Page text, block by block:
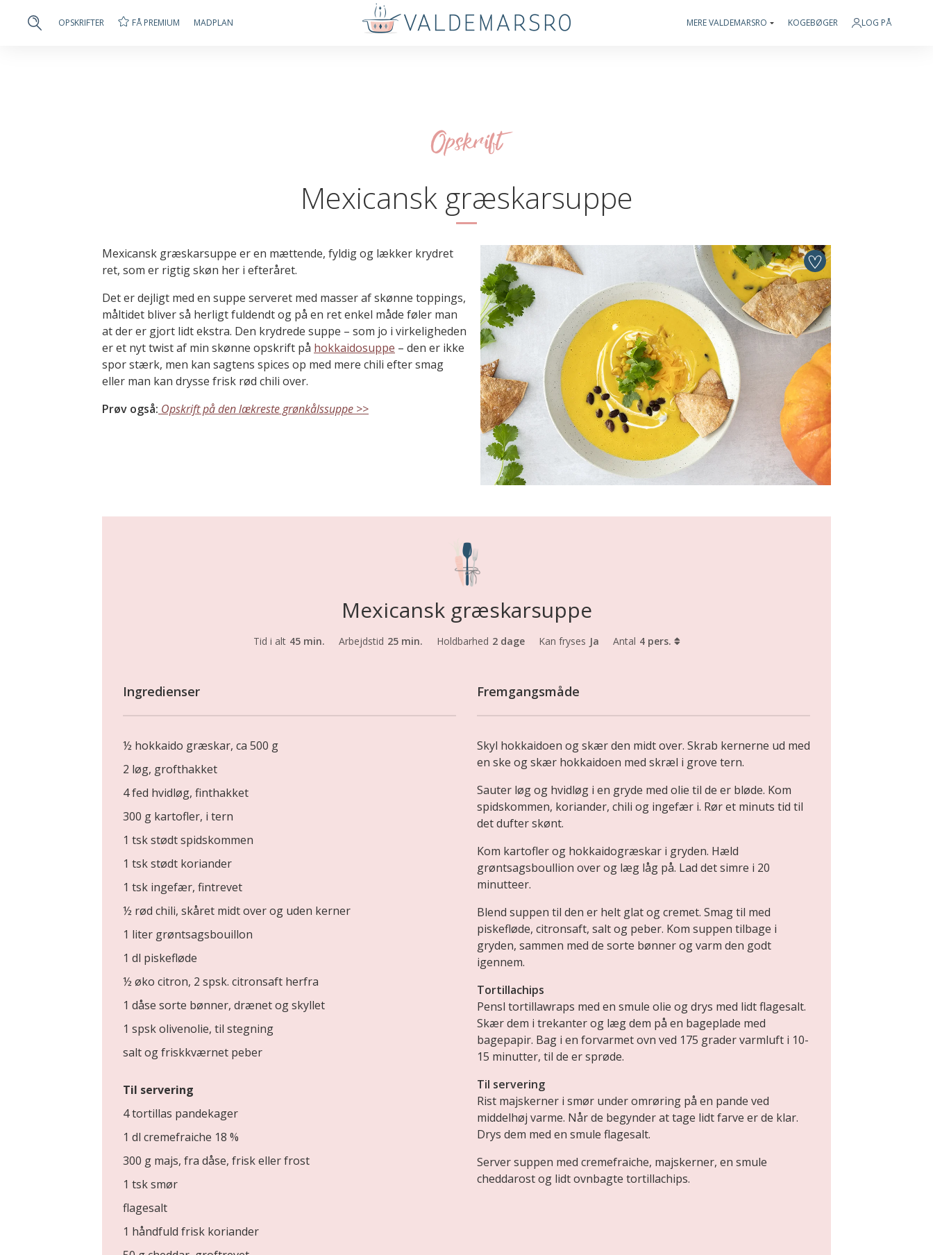
OPSKRIFTER FÅ PREMIUM MADPLAN MERE VALDEMARSRO KOGEBØGER LOG PÅ
Opskrift
Mexicansk græskarsuppe
Mexicansk græskarsuppe er en mættende, fyldig og lækker krydret
ret, som er rigtig skøn her i efteråret.
Det er dejligt med en suppe serveret med masser af skønne toppings,
måltidet bliver så herligt fuldendt og på en ret enkel måde føler man
at der er gjort lidt ekstra. Den krydrede suppe – som jo i virkeligheden
er et nyt twist af min skønne opskrift på hokkaidosuppe – den er ikke
spor stærk, men kan sagtens spices op med mere chili efter smag
eller man kan drysse frisk rød chili over.
Prøv også: Opskrift på den lækreste grønkålssuppe >>
Mexicansk græskarsuppe
Tid i alt 45 min. Arbejdstid 25 min. Holdbarhed 2 dage Kan fryses Ja Antal 4 pers.
Ingredienser
½ hokkaido græskar, ca 500 g
2 løg, grofthakket
4 fed hvidløg, finthakket
300 g kartofler, i tern
1 tsk stødt spidskommen
1 tsk stødt koriander
1 tsk ingefær, fintrevet
½ rød chili, skåret midt over og uden kerner
1 liter grøntsagsbouillon
1 dl piskefløde
½ øko citron, 2 spsk. citronsaft herfra
1 dåse sorte bønner, drænet og skyllet
1 spsk olivenolie, til stegning
salt og friskkværnet peber
Til servering
4 tortillas pandekager
1 dl cremefraiche 18 %
300 g majs, fra dåse, frisk eller frost
1 tsk smør
flagesalt
1 håndfuld frisk koriander
Fremgangsmåde
Skyl hokkaidoen og skær den midt over. Skrab kernerne ud med
en ske og skær hokkaidoen med skræl i grove tern.
Sauter løg og hvidløg i en gryde med olie til de er bløde. Kom
spidskommen, koriander, chili og ingefær i. Rør et minuts tid til
det dufter skønt.
Kom kartofler og hokkaidogræskar i gryden. Hæld
grøntsagsboullion over og læg låg på. Lad det simre i 20
minutteer.
Blend suppen til den er helt glat og cremet. Smag til med
piskefløde, citronsaft, salt og peber. Kom suppen tilbage i
gryden, sammen med de sorte bønner og varm den godt
igennem.
Tortillachips
Pensl tortillawraps med en smule olie og drys med lidt flagesalt.
Skær dem i trekanter og læg dem på en bageplade med
bagepapir. Bag i en forvarmet ovn ved 175 grader varmluft i 10-
15 minutter, til de er sprøde.
Til servering
Rist majskerner i smør under omrøring på en pande ved
middelhøj varme. Når de begynder at tage lidt farve er de klar.
Drys dem med en smule flagesalt.
Server suppen med cremefraiche, majskerner, en smule
cheddarost og lidt ovnbagte tortillachips.